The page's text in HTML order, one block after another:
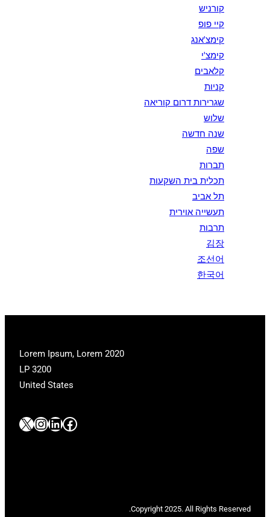
קורניש
קיי פופ
קימצ'אנג
קימצ'י
קלאבים
קניות
שגרירות דרום קוריאה
שלוש
שנה חדשה
שפה
תברות
תכלית בית השקעות
תל אביב
תעשייה אוירית
תרבות
김장
조선어
한국어
2020 Lorem Ipsum, Lorem
LP 3200
United States
#
#
#
#
Copyright 2025. All Rights Reserved.